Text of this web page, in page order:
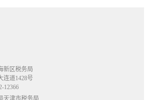
新区税务局
连道1428号
12366